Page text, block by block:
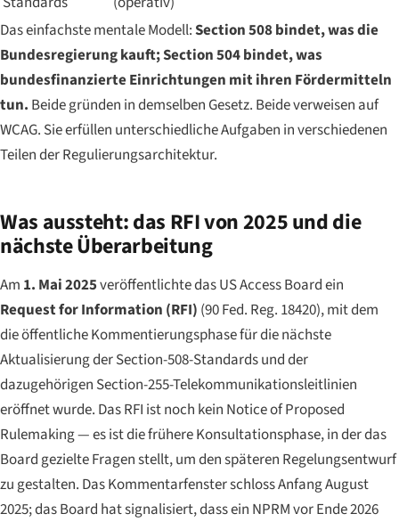
Das einfachste mentale Modell:Section 508 bindet, was die
Bundesregierung kauft; Section 504 bindet, was
bundesfinanzierte Einrichtungen mit ihren Fördermitteln
tun. Beide gründen in demselben Gesetz. Beide verweisen auf
WCAG. Sie erfüllen unterschiedliche Aufgaben in verschiedenen
Teilen der Regulierungsarchitektur.
Was aussteht: das RFI von 2025 und die
nächste Überarbeitung
Am 1. Mai 2025veröffentlichte das US Access Board ein
Request for Information (RFI) (90 Fed. Reg. 18420), mit dem
die öffentliche Kommentierungsphase für die nächste
Aktualisierung der Section-508-Standards und der
dazugehörigen Section-255-Telekommunikationsleitlinien
eröffnet wurde. Das RFI ist noch kein Notice of Proposed
Rulemaking — es ist die frühere Konsultationsphase, in der das
Board gezielte Fragen stellt, um den späteren Regelungsentwurf
zu gestalten. Das Kommentarfenster schloss Anfang August
2025; das Board hat signalisiert, dass ein NPRM vor Ende 2026